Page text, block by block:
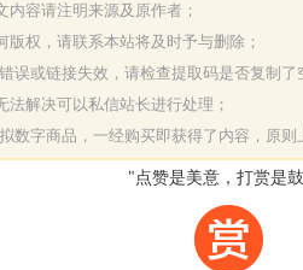
内容请注明来源及原作者；
版权，请联系本站将及时予与删除；
误或链接失效，请检查提取码是否复制
法解决可以私信站长进行处理；
数字商品，一经购买即获得了内容，原
"点赞是美意，打赏是